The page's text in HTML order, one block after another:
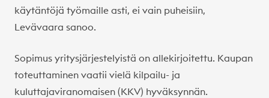
käytäntöjä työmaille asti, ei vain puheisiin,
Levävaara sanoo.
Sopimus yritysjärjestelyistä on allekirjoitettu. Kaupan
toteuttaminen vaatii vielä kilpailu- ja
kuluttajaviranomaisen (KKV) hyväksynnän.